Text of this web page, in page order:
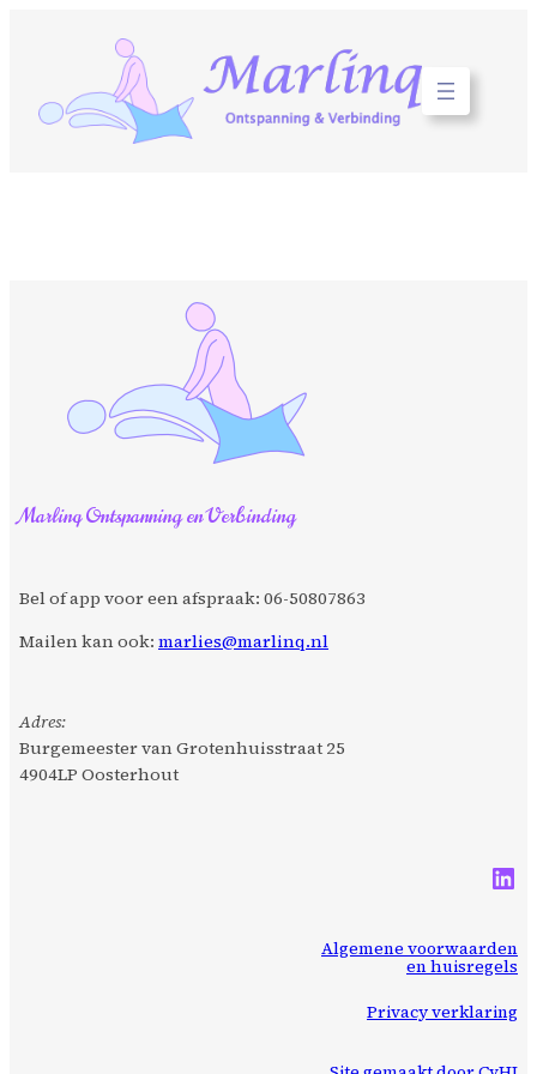
inhoud
Marlinq Ontspanning en Verbinding
Bel of app voor een afspraak: 06-50807863
Mailen kan ook: marlies@marlinq.nl
Adres:
Burgemeester van Grotenhuisstraat 25
4904LP Oosterhout
LinkedIn
Algemene voorwaarden
en huisregels
Privacy verklaring